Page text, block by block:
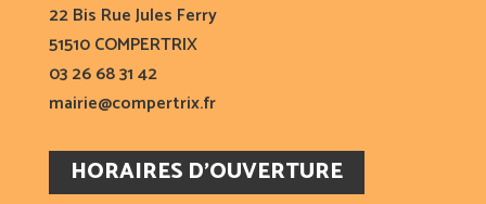
22 Bis Rue Jules Ferry
51510 COMPERTRIX
03 26 68 31 42
mairie@compertrix.fr
HORAIRES D’OUVERTURE